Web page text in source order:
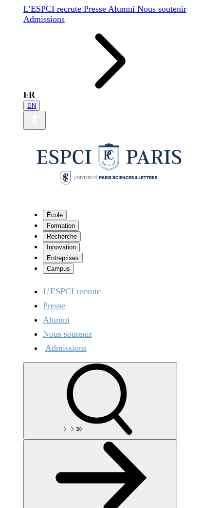
L’ESPCI recrute Presse Alumni Nous soutenir
Admissions
FR
EN
École
Formation
Recherche
Innovation
Entreprises
Campus
L’ESPCI recrute
Presse
Alumni
Nous soutenir
Admissions